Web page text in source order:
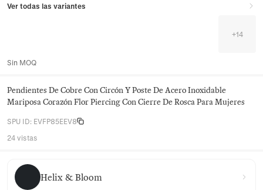
Ver todas las variantes
+14
Sin MOQ
Pendientes De Cobre Con Circón Y Poste De Acero Inoxidable
Mariposa Corazón Flor Piercing Con Cierre De Rosca Para Mujeres
SPU ID: EVFP85EEV8
24 vistas
Helix & Bloom
Helix & Bloom